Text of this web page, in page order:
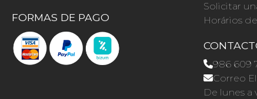
FORMAS DE PAGO
Solicitar
Horários
986 609
Correo
De lunes a